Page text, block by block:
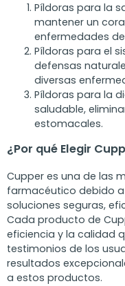
Píldoras para la
mantener un
enfermedades
Píldoras para el
defensas
diversas
Píldoras para la
saludable,
estomacales.
¿Por qué Elegir
Cupper es una de las
farmacéutico debido
soluciones seguras,
Cada producto de
eficiencia y la calidad
testimonios de los
resultados
a estos productos.